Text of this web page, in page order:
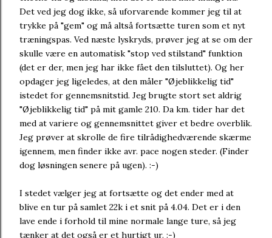
Det ved jeg dog ikke, så uforvarende kommer jeg til at
trykke på "gem" og må altså fortsætte turen som et nyt
træningspas. Ved næste lyskryds, prøver jeg at se om der
skulle være en automatisk "stop ved stilstand" funktion
(det er der, men jeg har ikke fået den tilsluttet). Og her
opdager jeg ligeledes, at den måler "Øjeblikkelig tid"
istedet for gennemsnitstid. Jeg brugte stort set aldrig
"Øjeblikkelig tid" på mit gamle 210. Da km. tider har det
med at variere og gennemsnittet giver et bedre overblik.
Jeg prøver at skrolle de fire tilrådighedværende skærme
igennem, men finder ikke avr. pace nogen steder. (Finder
dog løsningen senere på ugen). :-)
I stedet vælger jeg at fortsætte og det ender med at
blive en tur på samlet 22k i et snit på 4.04. Det er i den
lave ende i forhold til mine normale lange ture, så jeg
tænker at det også er et hurtigt ur. :-)